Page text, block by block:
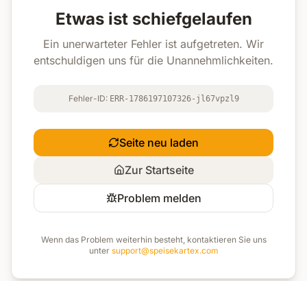
Etwas ist schiefgelaufen
Ein unerwarteter Fehler ist aufgetreten. Wir
entschuldigen uns für die Unannehmlichkeiten.
Fehler-ID: ERR-1786197107326-jl67vpzl9
Seite neu laden
Zur Startseite
Problem melden
Wenn das Problem weiterhin besteht, kontaktieren Sie uns
unter support@speisekartex.com